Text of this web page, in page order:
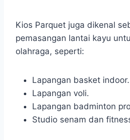
Kios Parquet juga dikenal
pemasangan lantai kayu
olahraga, seperti:
Lapangan basket indoor.
Lapangan voli.
Lapangan badminton
Studio senam dan